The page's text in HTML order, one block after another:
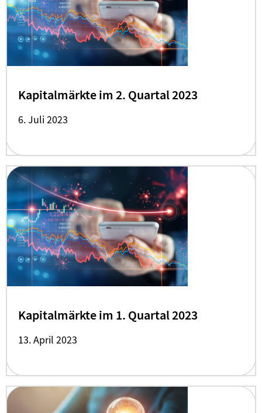
Kapitalmärkte im 2. Quartal 2023
6. Juli 2023
Kapitalmärkte im 1. Quartal 2023
13. April 2023